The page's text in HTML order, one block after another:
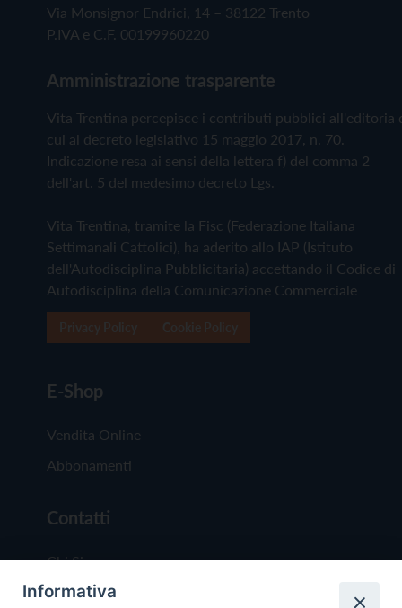
Via Monsignor Endrici, 14 – 38122 Trento
P.IVA e C.F. 00199960220
Amministrazione trasparente
Vita Trentina percepisce i contributi pubblici all'editoria
cui al decreto legislativo 15 maggio 2017, n. 70.
Indicazione resa ai sensi della lettera f) del comma 2
dell'art. 5 del medesimo decreto Lgs.
Vita Trentina, tramite la Fisc (Federazione Italiana
Settimanali Cattolici), ha aderito allo IAP (Istituto
dell'Autodisciplina Pubblicitaria) accettando il Codice di
Autodisciplina della Comunicazione Commerciale
E-Shop
Vendita Online
Abbonamenti
Contatti
Chi Siamo
Redazione
Informativa